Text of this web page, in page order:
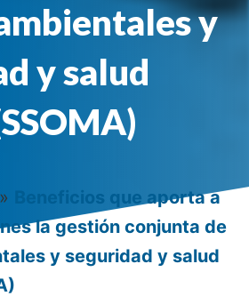
y
y salud
»
Beneficios que aporta a
la gestión conjunta de
y seguridad y salud